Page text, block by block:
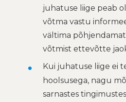
juhatuse liige peab
võtma vastu
vältima
võtmist ettevõtte
Kui juhatuse liige ei
hoolsusega, nagu
sarnastes